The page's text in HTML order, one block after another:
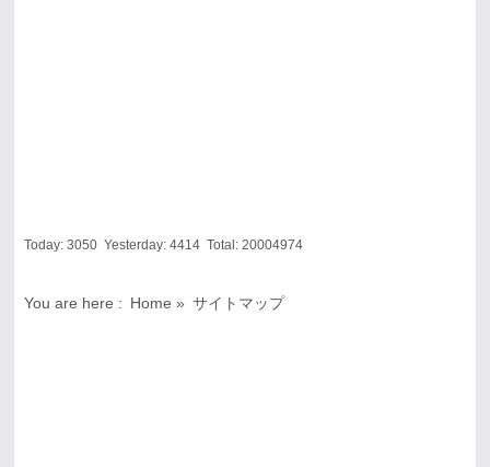
Today: 3050Yesterday: 4414Total: 20004974
You are here : Home » サイトマップ